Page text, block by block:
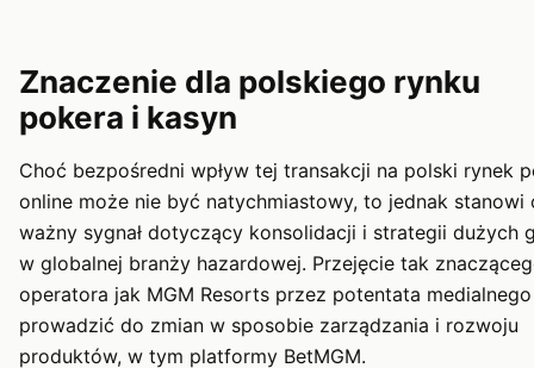
Znaczenie dla polskiego rynku
pokera i kasyn
Choć bezpośredni wpływ tej transakcji na polski rynek
online może nie być natychmiastowy, to jednak stanowi
ważny sygnał dotyczący konsolidacji i strategii dużych
w globalnej branży hazardowej. Przejęcie tak
operatora jak MGM Resorts przez potentata
prowadzić do zmian w sposobie zarządzania i rozwoju
produktów, w tym platformy BetMGM.